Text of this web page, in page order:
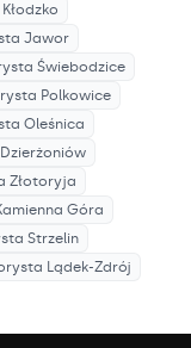
Kłodzko
Jawor
Świebodzice
Polkowice
Oleśnica
Dzierżoniów
Złotoryja
Góra
Strzelin
Lądek-Zdrój